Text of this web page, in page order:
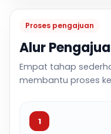
Proses pengajuan
Alur
Empat tahap
membantu proses
1